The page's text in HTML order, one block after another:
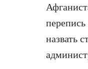
перепись
назвать